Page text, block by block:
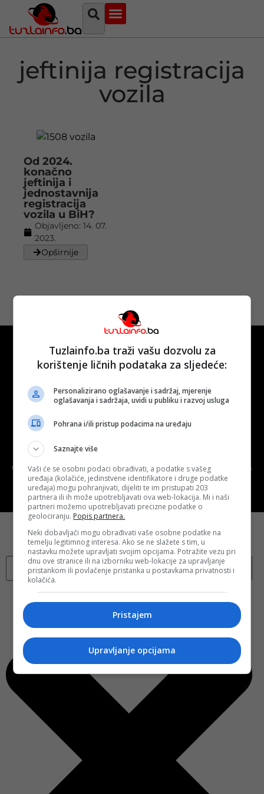
jeftinija registracija
vozila
Od 2024.
konačno
jeftinija i
jednostavnija
registracija
vozila u BiH?
Objavljeno: 14. 07.
2023.
Opširnije
Kontakt O nama Marketing
Uslovi korištenja Terms of use
Politika kolačića (eng. cookies)
Copyright © 2026 D.S.O. PROMUS TUZLA. Developed by:
Futura
Multimedia d.o.o. Tuzla
Tuzlainfo.ba traži vašu dozvolu za
korištenje ličnih podataka za sljedeće:
Personalizirano oglašavanje i sadržaj, mjerenje
oglašavanja i sadržaja, uvidi u publiku i razvoj usluga
Pohrana i/ili pristup podacima na uređaju
Saznajte više
Vaši će se osobni podaci obrađivati, a podatke s vašeg
uređaja (kolačiće, jedinstvene identifikatore i druge podatke
uređaja) mogu pohranjivati, dijeliti te im pristupati 203
partnera ili ih može upotrebljavati ova web-lokacija. Mi i naši
partneri možemo upotrebljavati precizne podatke o
geolociranju. Popis partnera.
Neki dobavljači mogu obrađivati vaše osobne podatke na
temelju legitimnog interesa. Ako se ne slažete s tim, u
nastavku možete upravljati svojim opcijama. Potražite vezu pri
dnu ove stranice ili na izborniku web-lokacije za upravljanje
pristankom ili povlačenje pristanka u postavkama privatnosti i
kolačića.
Pristajem
Upravljanje opcijama